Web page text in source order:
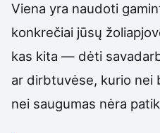
Viena yra naudoti
konkrečiai jūsų
kas kita — dėti
ar dirbtuvėse, kurio nei
nei saugumas nėra